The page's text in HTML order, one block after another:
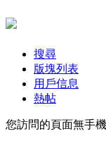
搜尋
版塊列表
用戶信息
熱帖
您訪問的頁面無手